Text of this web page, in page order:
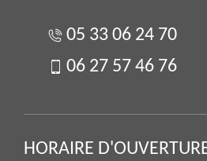
05 33 06 24 70
06 27 57 46 76
HORAIRE